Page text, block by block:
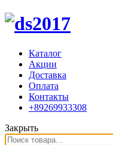
Каталог
Акции
Доставка
Оплата
Контакты
+89269933308
Закрыть